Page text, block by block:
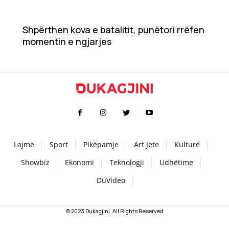
Udhëtime
DuVideo
Shpërthen kova e batalitit, punëtori rrëfen
momentin e ngjarjes
Lajme Sport Pikëpamje Art Jete
Kulturë
Showbiz
Ekonomi Teknologji
Udhëtime
DuVideo
© 2023 Dukagjini. All Rights Reserved